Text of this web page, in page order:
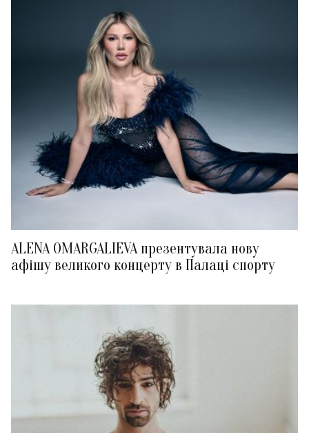
ALENA OMARGALIEVA презентувала нову
афішу великого концерту в Палаці спорту